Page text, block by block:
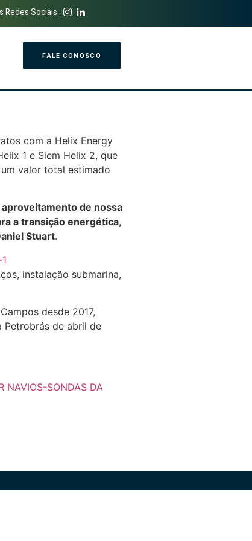
Redes Sociais :
FALE CONOSCO
com a Helix Energy
1 e Siem Helix 2, que
valor total estimado
de nossa
a transição energética,
Stuart.
instalação submarina,
desde 2017,
Petrobrás de abril de
NAVIOS-SONDAS DA